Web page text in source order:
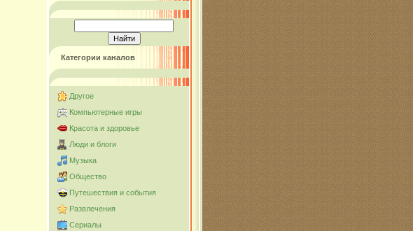
Категории каналов
Другое
Компьютерные игры
Красота и здоровье
Люди и блоги
Музыка
Общество
Путешествия и события
Развлечения
Сериалы